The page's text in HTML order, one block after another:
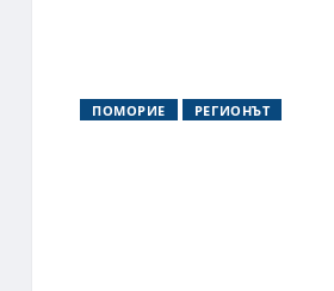
ПОМОРИЕ РЕГИОНЪТ